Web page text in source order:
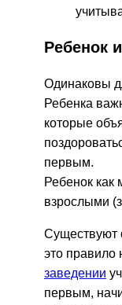
Ребенок
Одинаковы
Ребенка
которые
первым.
Ребенок как
взрослыми
Существуют
это правило
заведении
первым,